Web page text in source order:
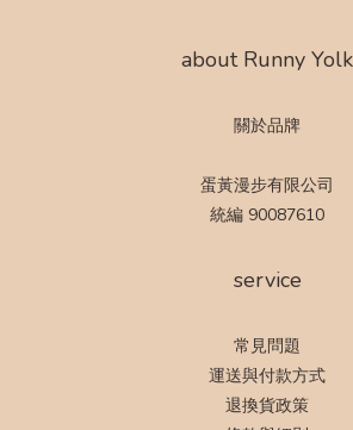
about Runny Yolk
關於品牌
蛋黃漫步有限公司
統編 90087610
service
常見問題
運送與付款方式
退換貨政策